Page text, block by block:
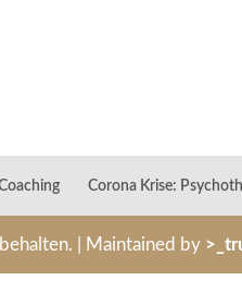
Corona Krise:
| Maintained by